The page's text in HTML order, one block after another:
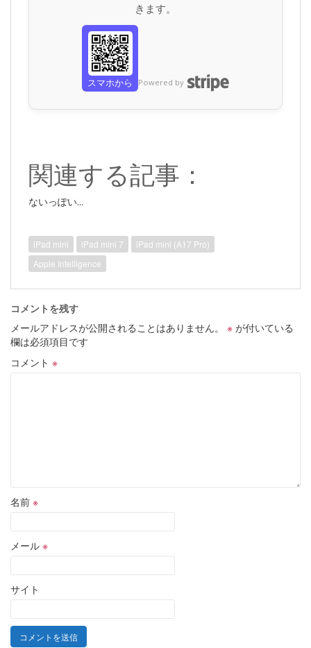
きます。
スマホから Powered by
関連する記事：
ないっぽい...
iPad mini iPad mini 7
iPad mini (A17 Pro)
Apple Intelligence
コメントを残す
メールアドレスが公開されることはありません。
※ が付いている
欄は必須項目です
コメント ※
名前 ※
メール ※
サイト